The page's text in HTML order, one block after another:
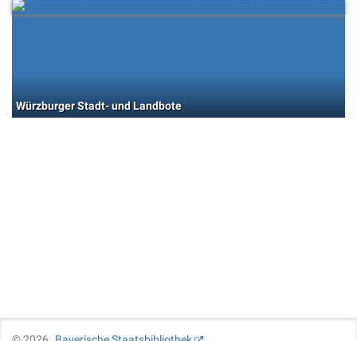
Würzburger Stadt- und Landbote